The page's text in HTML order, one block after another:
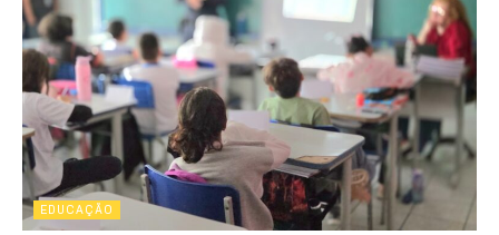
EDUCAÇÃO